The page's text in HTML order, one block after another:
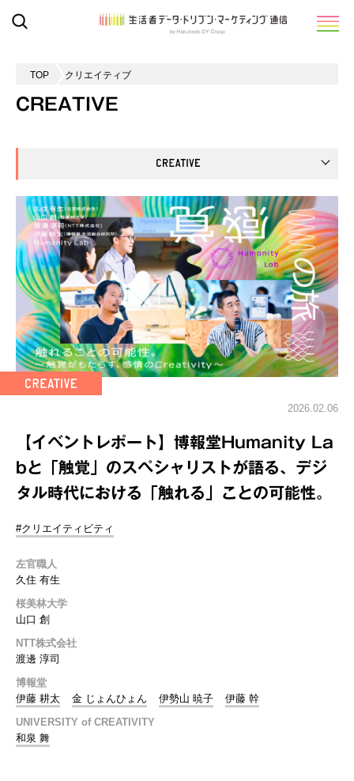
TOP クリエイティブ
CREATIVE
2026.02.06
【イベントレポート】博報堂Humanity La
bと「触覚」のスペシャリストが語る、デジ
タル時代における「触れる」ことの可能性。
#クリエイティビティ
左官職人
久住 有生
桜美林大学
山口 創
NTT株式会社
渡邊 淳司
博報堂
伊藤 耕太
金 じょんひょん 伊勢山 暁子
伊藤 幹
UNIVERSITY of CREATIVITY
和泉 舞